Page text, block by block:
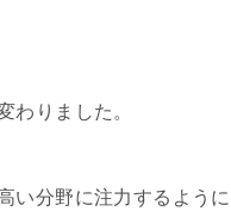
わりました。
い分野に注力するように